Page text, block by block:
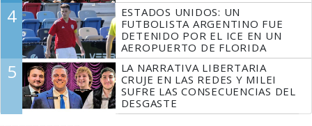
4
ESTADOS UNIDOS: UN
FUTBOLISTA ARGENTINO FUE
DETENIDO POR EL ICE EN UN
AEROPUERTO DE FLORIDA
5
LA NARRATIVA LIBERTARIA
CRUJE EN LAS REDES Y MILEI
SUFRE LAS CONSECUENCIAS DEL
DESGASTE